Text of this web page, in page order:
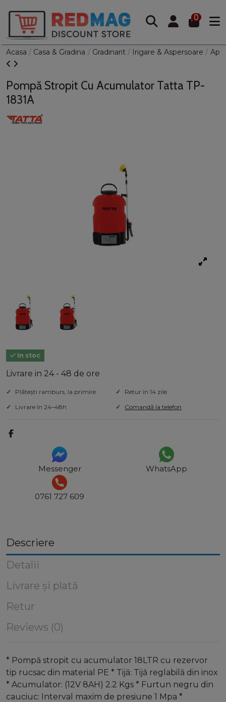
0
Acasa Casa & Gradina Gradinarit Irigare & Aspersoare
Pompă Stropit Cu Acumulator Tatta TP-
1831A
In stoc
Livrare in 24 - 48 de ore
Plătești ramburs, la primire
Retur în 14 zile
Livrare în 24–48h
Comandă la telefon
Messenger WhatsApp
0761 727 609
Descriere
Detalii
Livrare și plată
Retur
Reviews (0)
* Pompă stropit cu acumulator 18LTR cu rezervor
tip rucsac din material PE * Tijă: Tijă reglabilă din inox
* Acumulator: (12V 8AH) 2.2 Kgs * Furtun negru din
cauciuc: Interval maxim de presiune 1 Mpa *